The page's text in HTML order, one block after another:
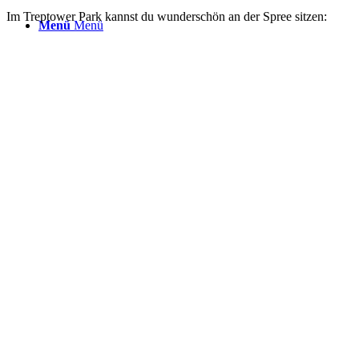
Menü Menü
Im Treptower Park kannst du wunderschön an der Spree sitzen: